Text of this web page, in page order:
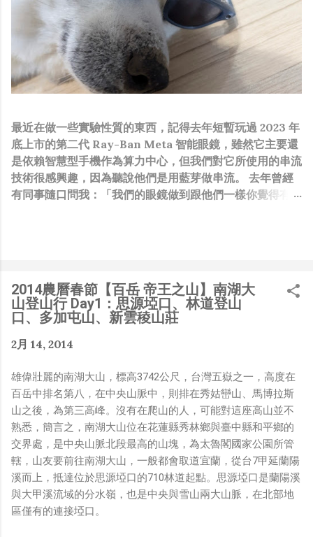
最近在做一些實驗性質的東西，記得去年短暫玩過 2023 年
底上市的第二代 Ray-Ban Meta 智能眼鏡，雖然它主要還
是依賴智慧型手機作為算力中心，但我們對它所使用的串流
技術很感興趣，因為聽說他們是用藍芽做串流。 去年曾經
有同事隨口問我：「我們的眼鏡做到跟他們一樣你覺得有可
人，那我還在這幹嘛？？？（笑）” 也記得更久以前，當我
們還在研究那個眼鏡時，常聽到像是：『 他們不知道用了
什麼黑科技 』，這類沒有建設性、不應該從 RD 嘴裡說出
來的話，而我也是不以為然。坦白講，以前每次只要聽到某
SW嘴砲經理（暫且以H君稱之），沒事就把『 黑科技 』
同樣身為RD，我只覺得 Shame on you！（打嘴炮、作
秀搶風頭、噁心帶風向、搞政治操作、把別人做事的成果搶
去幫自己抬轎、有鍋直接推給下屬扛、散佈同事私生活謠
言，還有職場霸凌，這些你他媽都頂級專業戶，除此之外沒
啥洨用了！） 一件理論上可以做到的事情，外行人的認知
被信息差，不懂加上沒實作能力去驗證，就什麼都變成黑科
技了（多黑？比巴西黑鮑魚還黑嗎？）。反重力技術說不定
也非啥黑科技，只是政府不讓你普通老百姓了解罷了。
Ray-ban Meta 的黑科技，講白了就是人家拉個百人團隊
2014農曆春節【百岳 帝王之山】南湖大
山登山行 Day1：思源埡口、林道登山
口、多加屯山、新雲稜山莊
2月 14, 2014
雄偉壯麗的南湖大山，標高3742公尺，台灣五嶽之一，高度在
百岳中排名第八，在中央山脈中，則排在秀姑巒山、馬博拉斯
山之後，為第三高峰。沒有在爬山的人，可能對這座高山並不
熟悉，簡言之，南湖大山位在花蓮縣秀林鄉與臺中縣和平鄉的
交界處，是中央山脈北段最高的山塊，為太魯閣國家公園所管
轄，山友要前往南湖大山，一般都會取道宜蘭，從台7甲延蘭陽
溪而上，抵達位於思源埡口的710林道起點。思源埡口是蘭陽溪
與大甲溪流域的分水嶺，也是中央與雪山兩大山脈，在北部地
區僅有的連接埡口。